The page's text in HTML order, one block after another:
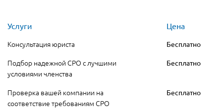
Услуги
Цена
Консультация юриста
Бесплатно
Подбор надежной СРО с лучшими
условиями членства
Бесплатно
Проверка вашей компании на
соответствие требованиям СРО
Бесплатно